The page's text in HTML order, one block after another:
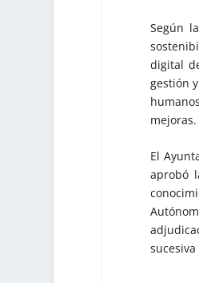
Según
digital
gestión
mejoras.
El
aprobó